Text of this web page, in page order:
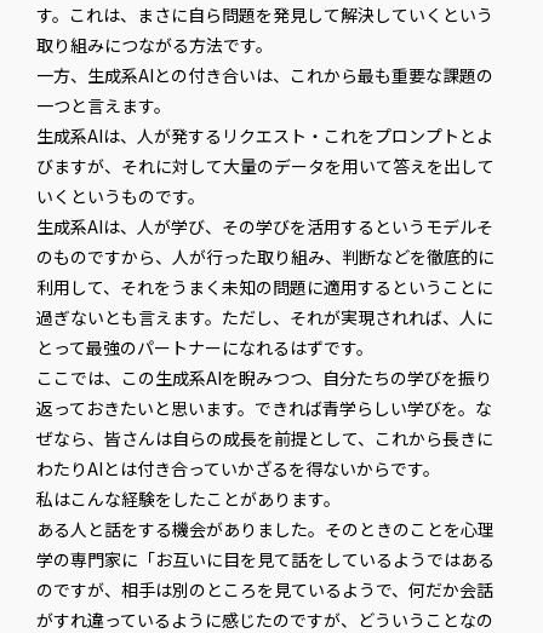
す。これは、まさに自ら問題を発見して解決していくという
取り組みにつながる方法です。
一方、生成系AIとの付き合いは、これから最も重要な課題の
一つと言えます。
生成系AIは、人が発するリクエスト・これをプロンプトとよ
びますが、それに対して大量のデータを用いて答えを出して
いくというものです。
生成系AIは、人が学び、その学びを活用するというモデルそ
のものですから、人が行った取り組み、判断などを徹底的に
利用して、それをうまく未知の問題に適用するということに
過ぎないとも言えます。ただし、それが実現されれば、人に
とって最強のパートナーになれるはずです。
ここでは、この生成系AIを睨みつつ、自分たちの学びを振り
返っておきたいと思います。できれば青学らしい学びを。な
ぜなら、皆さんは自らの成長を前提として、これから長きに
わたりAIとは付き合っていかざるを得ないからです。
私はこんな経験をしたことがあります。
ある人と話をする機会がありました。そのときのことを心理
学の専門家に「お互いに目を見て話をしているようではある
のですが、相手は別のところを見ているようで、何だか会話
がすれ違っているように感じたのですが、どういうことなの